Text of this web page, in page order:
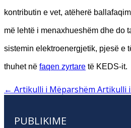
kontributin e vet, atëherë
më lehtë i menaxhueshëm dhe do
sistemin elektroenergjetik, pjesë e
thuhet në faqen zyrtare të KEDS-it.
← Artikulli i Mëparshëm Artikulli
PUBLIKIME